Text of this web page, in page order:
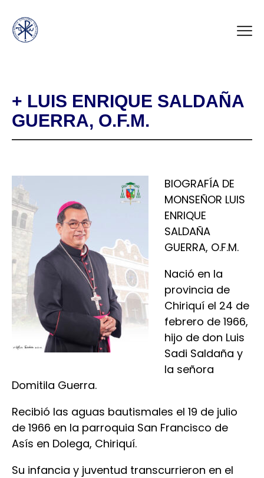
+ LUIS ENRIQUE SALDAÑA
GUERRA, O.F.M.
BIOGRAFÍA DE
MONSEÑOR LUIS
ENRIQUE
SALDAÑA
GUERRA, O.F.M.
Nació en la
provincia de
Chiriquí el 24 de
febrero de 1966,
hijo de don Luis
Sadi Saldaña y
la señora
Domitila Guerra.
Recibió las aguas bautismales el 19 de julio
de 1966 en la parroquia San Francisco de
Asís en Dolega, Chiriquí.
Su infancia y juventud transcurrieron en el